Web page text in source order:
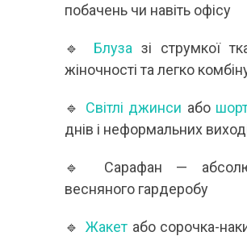
побачень чи навіть офісу
🔹 Блуза зі струмкої
жіночності та легко
🔹 Світлі джинси або
днів і неформальних
🔹 Сарафан —
весняного гардеробу
🔹 Жакетабо сорочка-